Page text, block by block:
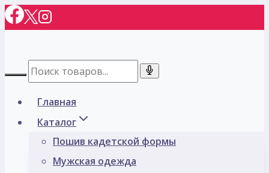
Перейти
к
Главная
Каталог
Пошив кадетской формы
Мужская одежда